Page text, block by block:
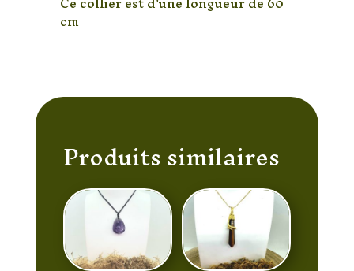
cm
Produits similaires